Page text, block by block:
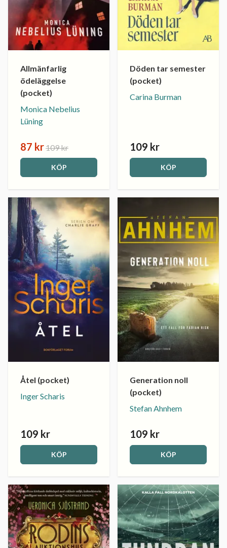
Allmänfarlig
ödeläggelse
(pocket)
Monica Nebelius
Lüning
87 kr109 kr
KÖP
Döden tar semester
(pocket)
Carina Burman
109 kr
KÖP
Åtel (pocket)
Inger Scharis
109 kr
KÖP
Generation noll
(pocket)
Stefan Ahnhem
109 kr
KÖP